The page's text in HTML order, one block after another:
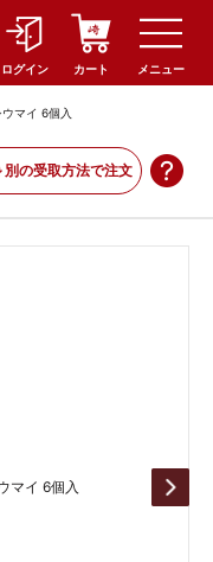
ログイン カート メニュー
マイ 6個入
別の受取方法で注文